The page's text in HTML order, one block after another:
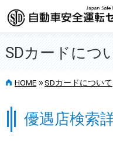
SDカードにつ
HOME >> SDカードについて
優遇店検索